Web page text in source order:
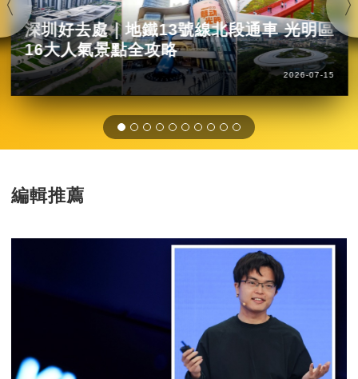
深圳好去處｜地鐵13號線北段通車 光明區
16大人氣景點全攻略
2026-07-15
編輯推薦